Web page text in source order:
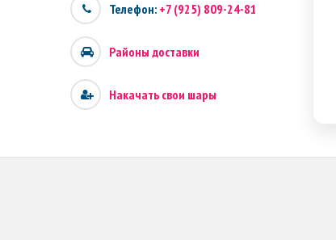
Телефон: +7 (925) 809-24-81
Районы доставки
Накачать свои шары